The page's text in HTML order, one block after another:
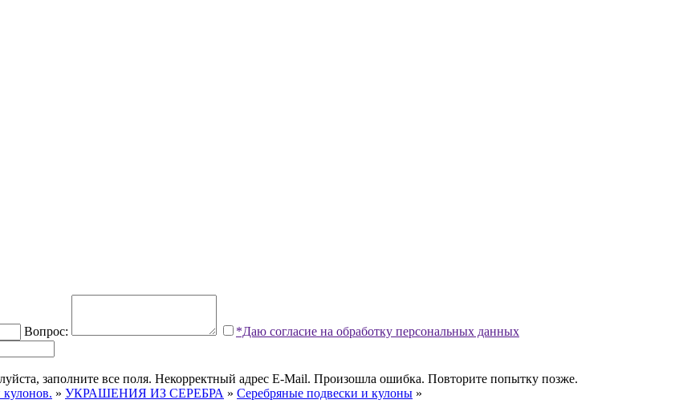
Вопрос: *Даю согласие на обработку персональных данных
заполните все поля. Некорректный адрес E-Mail. Произошла ошибка. Повторите попытку позже.
» УКРАШЕНИЯ ИЗ СЕРЕБРА » Серебряные подвески и кулоны »